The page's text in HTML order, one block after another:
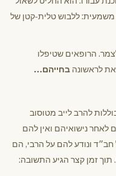
ללבוש טלית-קטן של
הרופאים שטיפלו
לראשונה בחייהם…
להרב לייב מטוסוב
לאחר נישואיהם ואין להם
חב״ד ונודע להם על הרבי, הם
זמן קצר הגיע התשובה: